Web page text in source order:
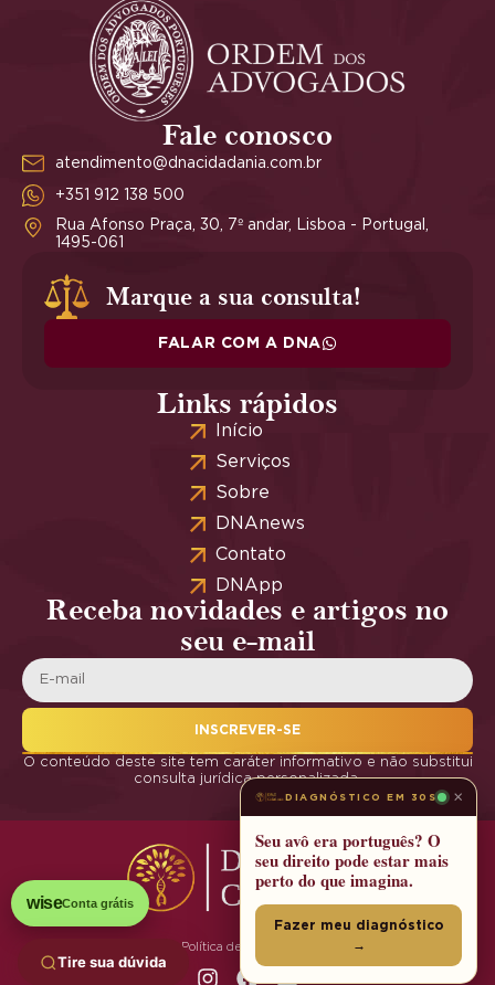
Fale conosco
atendimento@dnacidadania.com.br
+351 912 138 500
Rua Afonso Praça, 30, 7º andar, Lisboa - Portugal,
1495-061
Marque a sua consulta!
FALAR COM A DNA
Links rápidos
Início
Serviços
Sobre
DNAnews
Contato
DNApp
Receba novidades e artigos no
seu e-mail
INSCREVER-SE
O conteúdo deste site tem caráter informativo e não substitui
consulta jurídica personalizada.
Política de Privacidade
DIAGNÓSTICO EM 30S ×
Seu avô era português? O
seu direito pode estar mais
perto do que imagina.
Fazer meu diagnóstico
→
wiseConta grátis
Tire sua dúvida